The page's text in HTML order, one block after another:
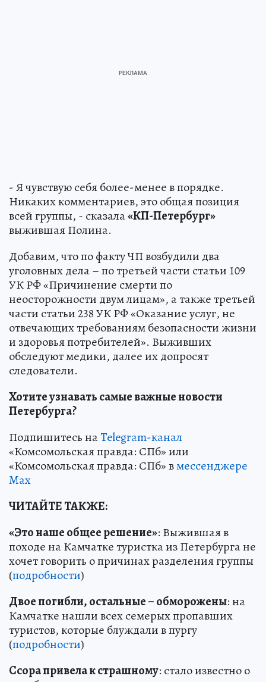
- Я чувствую себя более-менее в порядке.
Никаких комментариев, это общая позиция
всей группы, - сказала«КП-Петербург»
выжившая Полина.
Добавим, что по факту ЧП возбудили два
уголовных дела – по третьей части статьи 109
УК РФ «Причинение смерти по
неосторожности двум лицам», а также третьей
части статьи 238 УК РФ «Оказание услуг, не
отвечающих требованиям безопасности жизни
и здоровья потребителей». Выживших
обследуют медики, далее их допросят
следователи.
Хотите узнавать самые важные новости
Петербурга?
Подпишитесь наTelegram-канал
«Комсомольская правда: СПб» или
«Комсомольская правда: СПб» вмессенджере
Max
ЧИТАЙТЕ ТАКЖЕ:
«Это наше общее решение»: Выжившая в
походе на Камчатке туристка из Петербурга не
хочет говорить о причинах разделения группы
(подробности)
Двое погибли, остальные – обморожены: на
Камчатке нашли всех семерых пропавших
туристов, которые блуждали в пургу
(подробности)
Ссора привела к страшному: стало известно о